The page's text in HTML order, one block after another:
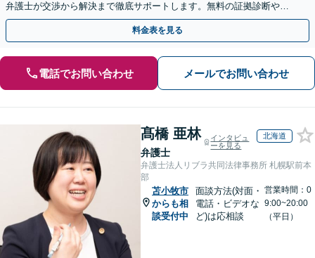
弁護士が交渉から解決まで徹底サポートします。無料の証拠診断や着
手金の返還保証もありますので安心してご相談ください。
料金表を見る
電話でお問い合わせ メールでお問い合わせ
髙橋 亜林
弁護士
インタビュ
ーを見る
北海道
弁護士法人リブラ共同法律事務所 札幌駅前本
部
苫小牧市
からも相
談受付中
面談方法(対面・
電話・ビデオな
ど)は応相談
営業時間：0
9:00~20:00
（平日）